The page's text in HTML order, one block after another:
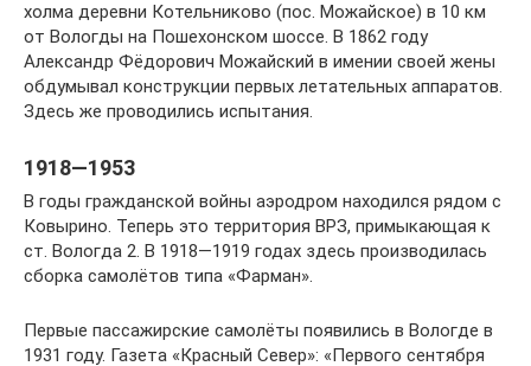
холма деревни Котельниково (пос. Можайское) в 10 км
от Вологды на Пошехонском шоссе. В 1862 году
Александр Фёдорович Можайский в имении своей жены
обдумывал конструкции первых летательных аппаратов.
Здесь же проводились испытания.
1918—1953
В годы гражданской войны аэродром находился рядом с
Ковырино. Теперь это территория ВРЗ, примыкающая к
ст. Вологда 2. В 1918—1919 годах здесь производилась
сборка самолётов типа «Фарман».
Первые пассажирские самолёты появились в Вологде в
1931 году. Газета «Красный Север»: «Первого сентября